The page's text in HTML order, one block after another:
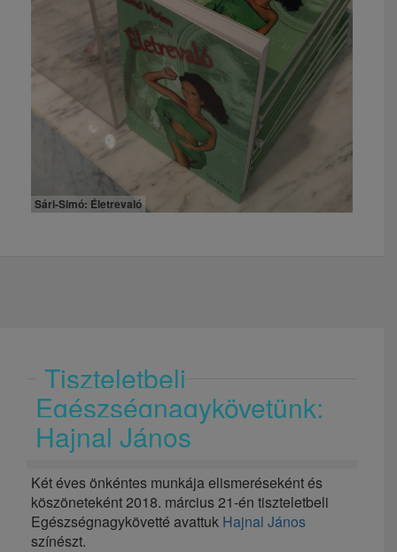
Sári-Simó: Életrevaló
Tiszteletbeli
Egészségnagykövetünk:
Hajnal János
Két éves önkéntes munkája elismeréseként és
köszöneteként 2018. március 21-én tiszteletbeli
Egészségnagykövetté avattuk Hajnal János
színészt.